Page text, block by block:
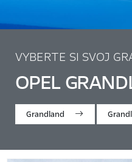
VYBERTE SI SVOJ
OPEL
Grandland